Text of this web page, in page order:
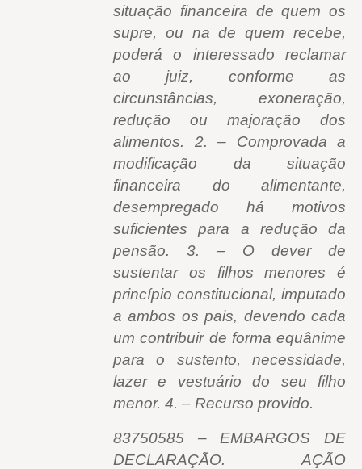
situação financeira de quem os
supre, ou na de quem recebe,
poderá o interessado reclamar
ao juiz, conforme as
circunstâncias, exoneração,
redução ou majoração dos
alimentos. 2. – Comprovada a
modificação da situação
financeira do alimentante,
desempregado há motivos
suficientes para a redução da
pensão. 3. – O dever de
sustentar os filhos menores é
princípio constitucional, imputado
a ambos os pais, devendo cada
um contribuir de forma equânime
para o sustento, necessidade,
lazer e vestuário do seu filho
menor. 4. – Recurso provido.
83750585 – EMBARGOS DE
DECLARAÇÃO. AÇÃO